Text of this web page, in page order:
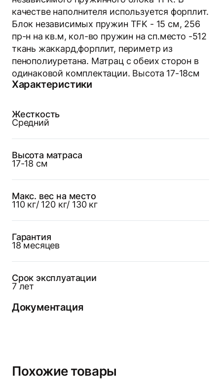
качестве наполнителя используется форплит.
Блок независимых пружин TFK - 15 см, 256
пр-н на кв.м, кол-во пружин на сп.место -512
ткань жаккард,форплит, периметр из
пенополиуретана. Матрац с обеих сторон в
одинаковой комплектации. Высота 17-18см
Характеристики
Жесткость
Средний
Высота матраса
17-18 см
Макс. вес на место
110 кг/ 120 кг/ 130 кг
Гарантия
18 месяцев
Срок эксплуатации
7 лет
Документация
Похожие товары